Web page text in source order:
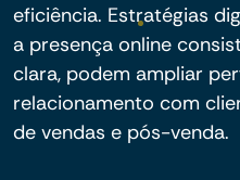
eficiência. Estratégias
a presença online
clara, podem ampliar
relacionamento com
de vendas e pós-venda.